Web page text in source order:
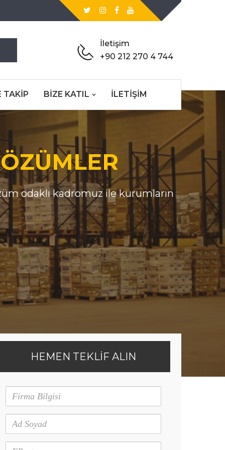
İletişim
+90 212 270 4 744
TAKIP BİZE KATIL İLETIŞIM
çözüm odaklı kadromuz ile
ile tüm detaylar tek
saha ekiplerimiz
adresine
tecrübeli saha
HEMEN TEKLİF ALIN